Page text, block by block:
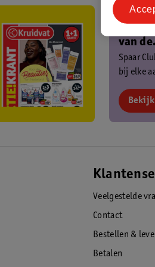
Ben
van de
Club?
Spaar
bij elke
Veelgestelde
Contact
Bestellen &
Betalen